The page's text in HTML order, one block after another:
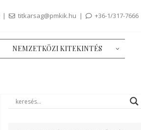
| titkarsag@pmkik.hu | +36-1/317-7666
NEMZETKÖZI KITEKINTÉS